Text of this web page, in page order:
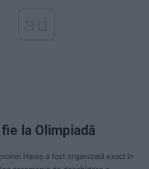
la Olimpiadă
Halep a fost organizată exact în